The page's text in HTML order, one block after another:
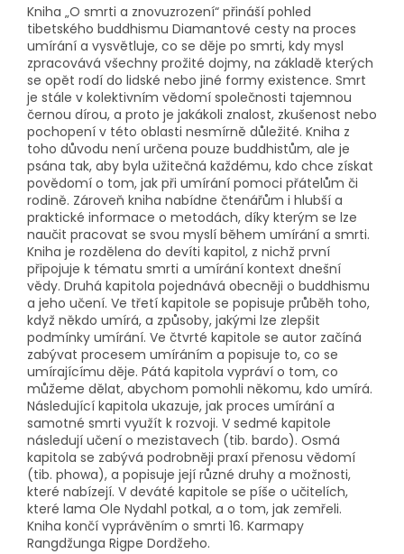
Kniha „O smrti a znovuzrození“ přináší pohled
tibetského buddhismu Diamantové cesty na proces
umírání a vysvětluje, co se děje po smrti, kdy mysl
zpracovává všechny prožité dojmy, na základě kterých
se opět rodí do lidské nebo jiné formy existence. Smrt
je stále v kolektivním vědomí společnosti tajemnou
černou dírou, a proto je jakákoli znalost, zkušenost nebo
pochopení v této oblasti nesmírně důležité. Kniha z
toho důvodu není určena pouze buddhistům, ale je
psána tak, aby byla užitečná každému, kdo chce získat
povědomí o tom, jak při umírání pomoci přátelům či
rodině. Zároveň kniha nabídne čtenářům i hlubší a
praktické informace o metodách, díky kterým se lze
naučit pracovat se svou myslí během umírání a smrti.
Kniha je rozdělena do devíti kapitol, z nichž první
připojuje k tématu smrti a umírání kontext dnešní
vědy. Druhá kapitola pojednává obecněji o buddhismu
a jeho učení. Ve třetí kapitole se popisuje průběh toho,
když někdo umírá, a způsoby, jakými lze zlepšit
podmínky umírání. Ve čtvrté kapitole se autor začíná
zabývat procesem umíráním a popisuje to, co se
umírajícímu děje. Pátá kapitola vypráví o tom, co
můžeme dělat, abychom pomohli někomu, kdo umírá.
Následující kapitola ukazuje, jak proces umírání a
samotné smrti využít k rozvoji. V sedmé kapitole
následují učení o mezistavech (tib. bardo). Osmá
kapitola se zabývá podrobněji praxí přenosu vědomí
(tib. phowa), a popisuje její různé druhy a možnosti,
které nabízejí. V deváté kapitole se píše o učitelích,
které lama Ole Nydahl potkal, a o tom, jak zemřeli.
Kniha končí vyprávěním o smrti 16. Karmapy
Rangdžunga Rigpe Dordžeho.